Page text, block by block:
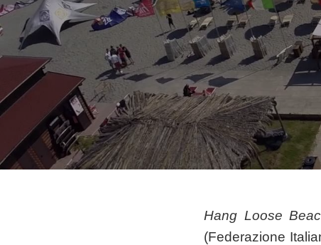
Hang Loose
(Federazione